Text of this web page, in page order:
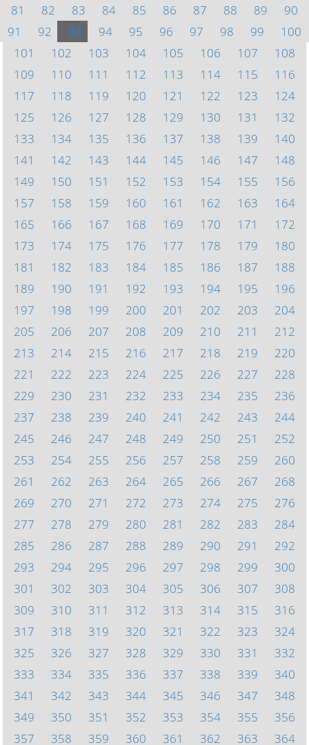
81
82 83 84 85 86 87 88 89
90
91
92 93 94 95 96 97 98 99
100
101
102 103 104 105 106 107
108
109
110 111 112 113 114 115
116
117
118 119 120 121 122 123
124
125
126 127 128 129 130 131
132
133
134 135 136 137 138 139
140
141
142 143 144 145 146 147
148
149
150 151 152 153 154 155
156
157
158 159 160 161 162 163
164
165
166 167 168 169 170 171
172
173
174 175 176 177 178 179
180
181
182 183 184 185 186 187
188
189
190 191 192 193 194 195
196
197
198 199 200 201 202 203
204
205
206 207 208 209 210 211
212
213
214 215 216 217 218 219
220
221
222 223 224 225 226 227
228
229
230 231 232 233 234 235
236
237
238 239 240 241 242 243
244
245
246 247 248 249 250 251
252
253
254 255 256 257 258 259
260
261
262 263 264 265 266 267
268
269
270 271 272 273 274 275
276
277
278 279 280 281 282 283
284
285
286 287 288 289 290 291
292
293
294 295 296 297 298 299
300
301
302 303 304 305 306 307
308
309
310 311 312 313 314 315
316
317
318 319 320 321 322 323
324
325
326 327 328 329 330 331
332
333
334 335 336 337 338 339
340
341
342 343 344 345 346 347
348
349
350 351 352 353 354 355
356
357
358 359 360 361 362 363 364